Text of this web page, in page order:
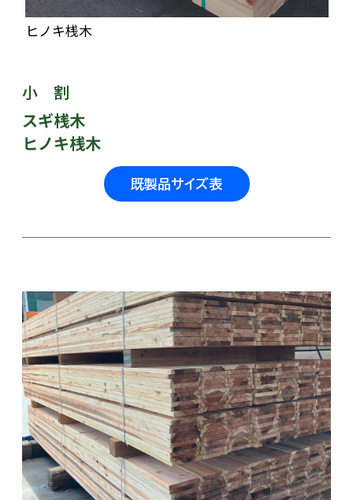
ヒノキ桟木
小 割
スギ桟木
ヒノキ桟木
既製品サイズ表